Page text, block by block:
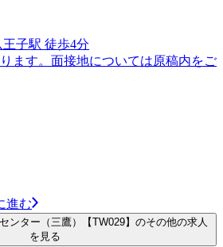
子駅 徒歩4分
ます。面接地については原稿内をご
進む
ンター（三鷹）【TW029】のその他の求人
を見る